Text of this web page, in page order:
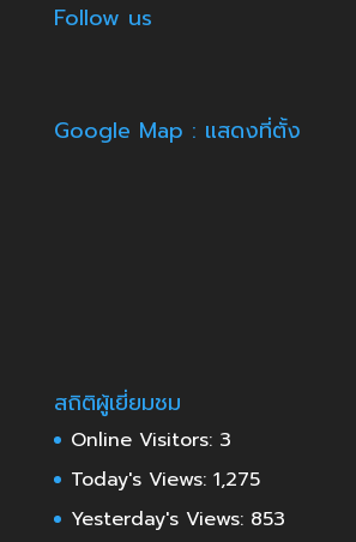
Follow us
Google Map : แสดงที่ตั้ง
สถิติผู้เยี่ยมชม
Online Visitors: 3
Today's Views: 1,275
Yesterday's Views: 853